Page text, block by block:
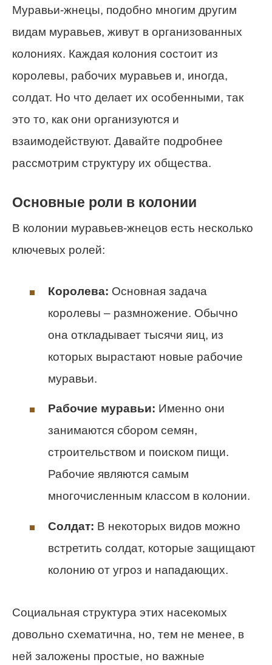
Муравьи-жнецы, подобно многим другим
видам муравьев, живут в организованных
колониях. Каждая колония состоит из
королевы, рабочих муравьев и, иногда,
солдат. Но что делает их особенными, так
это то, как они организуются и
взаимодействуют. Давайте подробнее
рассмотрим структуру их общества.
Основные роли в колонии
В колонии муравьев-жнецов есть несколько
ключевых ролей:
Королева: Основная задача
королевы – размножение. Обычно
она откладывает тысячи яиц, из
которых вырастают новые рабочие
муравьи.
Рабочие муравьи: Именно они
занимаются сбором семян,
строительством и поиском пищи.
Рабочие являются самым
многочисленным классом в колонии.
Солдат: В некоторых видов можно
встретить солдат, которые защищают
колонию от угроз и нападающих.
Социальная структура этих насекомых
довольно схематична, но, тем не менее, в
ней заложены простые, но важные